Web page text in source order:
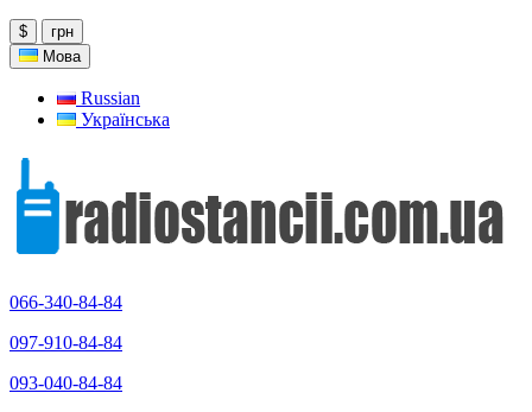
$
грн
Мова
Russian
Українська
066-340-84-84
097-910-84-84
093-040-84-84